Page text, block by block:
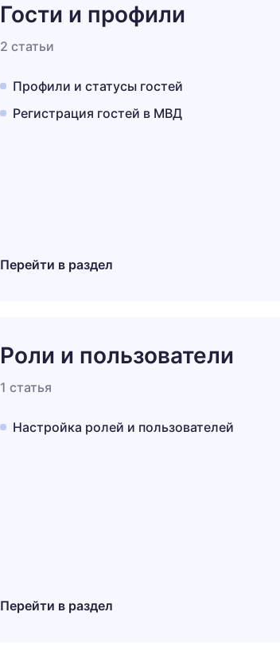
Гости и профили
2 статьи
Профили и статусы гостей
Регистрация гостей в МВД
Перейти в раздел
Роли и пользователи
1 статья
Настройка ролей и пользователей
Перейти в раздел